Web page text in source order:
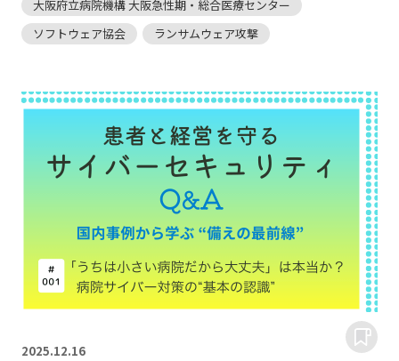
大阪府立病院機構 大阪急性期・総合医療センター
ソフトウェア協会
ランサムウェア攻撃
2025.12.16